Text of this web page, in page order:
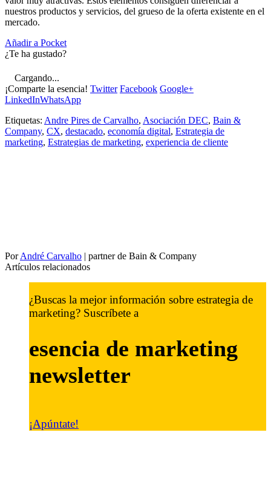
nuestros productos y servicios, del grueso de la oferta existente en el
mercado.
Añadir a Pocket
¿Te ha gustado?
Cargando...
¡Comparte la esencia! Twitter Facebook Google+
LinkedInWhatsApp
Etiquetas: Andre Pires de Carvalho, Asociación DEC, Bain &
Company, CX, destacado, economía digital, Estrategia de
marketing, Estrategias de marketing, experiencia de cliente
PorAndré Carvalho | partner de Bain & Company
Artículos relacionados
¿Buscas la mejor información sobre estrategia de
marketing? Suscríbete a
esencia de marketing
newsletter
¡Apúntate!